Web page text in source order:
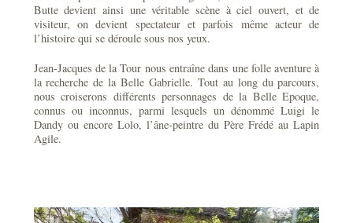
Butte devient ainsi une véritable scène à ciel ouvert, et de
visiteur, on devient spectateur et parfois même acteur de
l’histoire qui se déroule sous nos yeux.
Jean-Jacques de la Tour nous entraîne dans une folle aventure à
la recherche de la Belle Gabrielle. Tout au long du parcours,
nous croiserons différents personnages de la Belle Epoque,
connus ou inconnus, parmi lesquels un dénommé Luigi le
Dandy ou encore Lolo, l’âne-peintre du Père Frédé au Lapin
Agile.